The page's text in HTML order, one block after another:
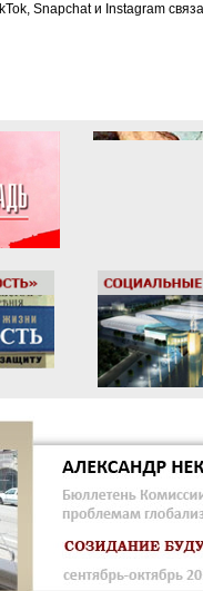
Snapchat и Instagram